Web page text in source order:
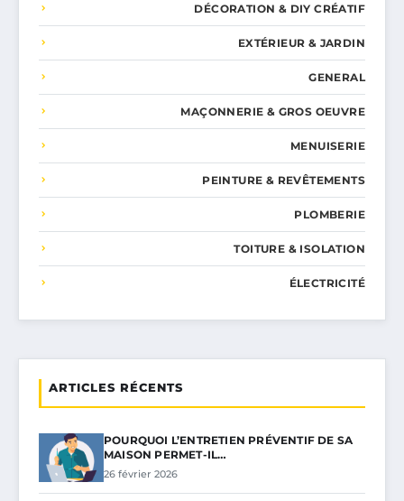
DÉCORATION & DIY CRÉATIF
EXTÉRIEUR & JARDIN
GENERAL
MAÇONNERIE & GROS OEUVRE
MENUISERIE
PEINTURE & REVÊTEMENTS
PLOMBERIE
TOITURE & ISOLATION
ÉLECTRICITÉ
ARTICLES RÉCENTS
POURQUOI L’ENTRETIEN PRÉVENTIF DE SA
MAISON PERMET-IL…
26 février 2026